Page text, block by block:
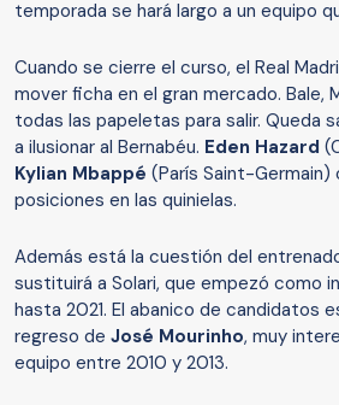
temporada se hará largo a un equipo
Cuando se cierre el curso, el Real
mover ficha en el gran mercado. Bale,
todas las papeletas para salir. Queda
a ilusionar al Bernabéu. Eden Hazard
Kylian Mbappé (París Saint-Germain)
posiciones en las quinielas.
Además está la cuestión del
sustituirá a Solari, que empezó como
hasta 2021. El abanico de candidatos
regreso de José Mourinho, muy
equipo entre 2010 y 2013.